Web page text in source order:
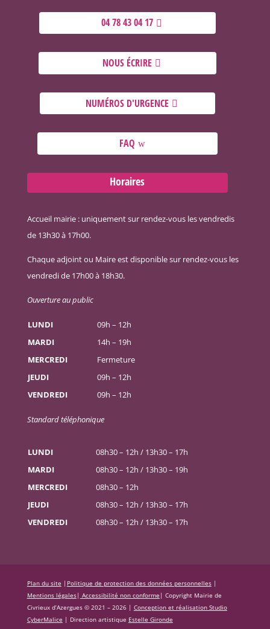
04 78 43 04 17
NOUS ÉCRIRE
NUMÉROS D'URGENCE
FAQ
Horaires
Accueil mairie : uniquement sur rendez-vous les vendredis
de 13h30 à 17h00.
Chaque adjoint ou Maire est disponible sur rendez-vous les
vendredi de 17h00 à 18h30.
Ouverture au public
LUNDI
09h – 12h
MARDI
14h – 19h
MERCREDI
Fermeture
JEUDI
09h – 12h
VENDREDI
09h – 12h
Standard téléphonique
LUNDI
08h30 – 12h / 13h30 – 17h
MARDI
08h30 – 12h / 13h30 – 19h
MERCREDI
08h30 – 12h
JEUDI
08h30 – 12h / 13h30 – 17h
VENDREDI
08h30 – 12h / 13h30 – 17h
Plan du site | Politique de protection des données personnelles|
Mentions légales| Accessibilité non conforme | Copyright Mairie de
Civrieux d’Azergues © 2021 – 2026 | Conception et réalisation Studio
CyberMalice | Direction artistique Estelle Gironde